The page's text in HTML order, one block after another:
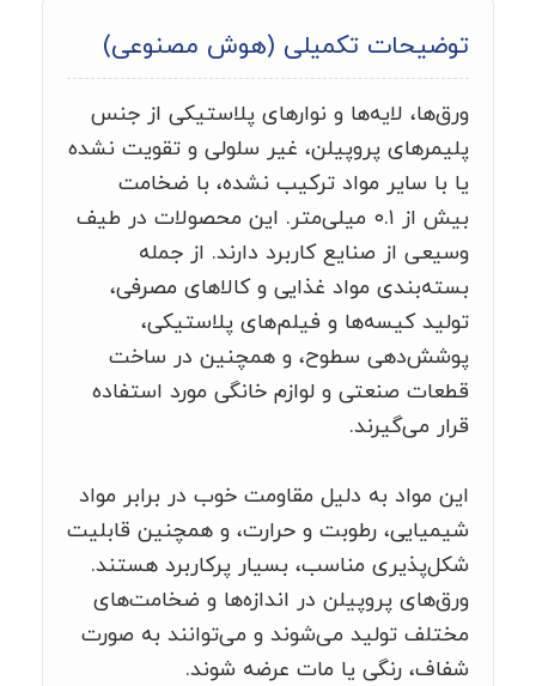
توضیحات تکمیلی (هوش مصنوعی)
ورق‌ها، لایه‌ها و نوارهای پلاستیکی از جنس
پلیمرهای پروپیلن، غیر سلولی و تقویت نشده
یا با سایر مواد ترکیب نشده، با ضخامت
بیش از ۰.۱ میلی‌متر. این محصولات در طیف
وسیعی از صنایع کاربرد دارند. از جمله
بسته‌بندی مواد غذایی و کالاهای مصرفی،
تولید کیسه‌ها و فیلم‌های پلاستیکی،
پوشش‌دهی سطوح، و همچنین در ساخت
قطعات صنعتی و لوازم خانگی مورد استفاده
قرار می‌گیرند.
این مواد به دلیل مقاومت خوب در برابر مواد
شیمیایی، رطوبت و حرارت، و همچنین قابلیت
شکل‌پذیری مناسب، بسیار پرکاربرد هستند.
ورق‌های پروپیلن در اندازه‌ها و ضخامت‌های
مختلف تولید می‌شوند و می‌توانند به صورت
شفاف، رنگی یا مات عرضه شوند.